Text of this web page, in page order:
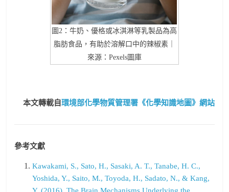
圖2：牛奶、優格或冰淇淋等乳製品為高
脂肪食品，有助於溶解口中的辣椒素｜
來源：Pexels圖庫
本文轉載自環境部化學物質管理署《化學知識地圖》網站
參考文獻
Kawakami, S., Sato, H., Sasaki, A. T., Tanabe, H. C.,
Yoshida, Y., Saito, M., Toyoda, H., Sadato, N., & Kang,